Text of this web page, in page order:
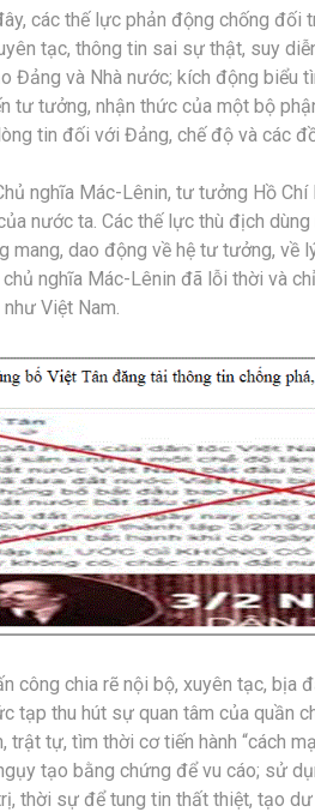
các thế lực phản động chống
tạc, thông tin sai sự thật, suy
Đảng và Nhà nước; kích động biểu
tư tưởng, nhận thức của một bộ
tin đối với Đảng, chế độ và các
nghĩa Mác-Lênin, tư tưởng Hồ
nước ta. Các thế lực thù địch
mang, dao động về hệ tư tưởng, về
nghĩa Mác-Lênin đã lỗi thời và
Việt Nam.
công chia rẽ nội bộ, xuyên tạc, bịa
tạp thu hút sự quan tâm của quần
trật tự, tìm thời cơ tiến hành “cách
tạo bằng chứng để vu cáo; sử
thời sự để tung tin thất thiệt, tạo